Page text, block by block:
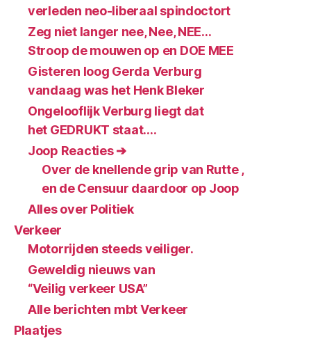
verleden neo-liberaal spindoctort
Zeg niet langer nee, Nee, NEE…
Stroop de mouwen op en DOE MEE
Gisteren loog Gerda Verburg
vandaag was het Henk Bleker
Ongelooflijk Verburg liegt dat
het GEDRUKT staat….
Joop Reacties ➔
Over de knellende grip van Rutte ,
en de Censuur daardoor op Joop
Alles over Politiek
Verkeer
Motorrijden steeds veiliger.
Geweldig nieuws van
“Veilig verkeer USA”
Alle berichten mbt Verkeer
Plaatjes